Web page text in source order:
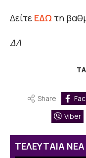
Δείτε ΕΔΩ τη
ΔΛ
Share
Viber
ΤΕΛΕΥΤΑΙΑ ΝΕΑ